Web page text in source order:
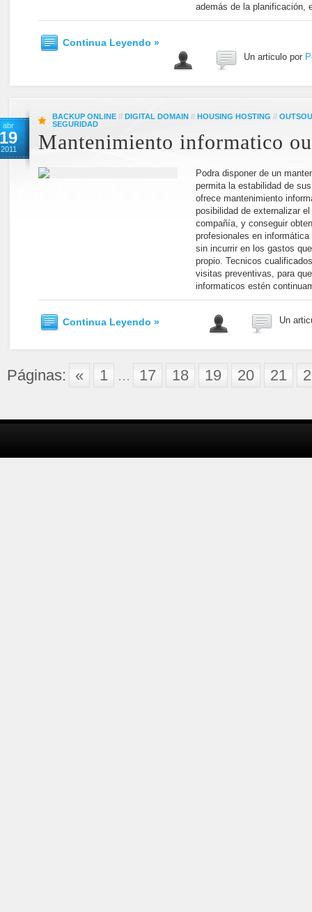
además de la
Continua Leyendo »
Un articulo por
abr
19
2011
BACKUP ONLINE // DIGITAL DOMAIN // HOUSING HOSTING //
SEGURIDAD
Mantenimiento informatico
Podra disponer de un
permita la estabilidad de
ofrece mantenimiento
posibilidad de externalizar
compañía, y conseguir
profesionales en
sin incurrir en los gastos
propio. Tecnicos
visitas preventivas, para
informaticos estén
Continua Leyendo » Un
Páginas: « 1 ... 17 18 19 20 21